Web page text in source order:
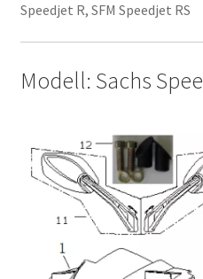
Speedjet R, SFM Speedjet RS
Modell: Sachs